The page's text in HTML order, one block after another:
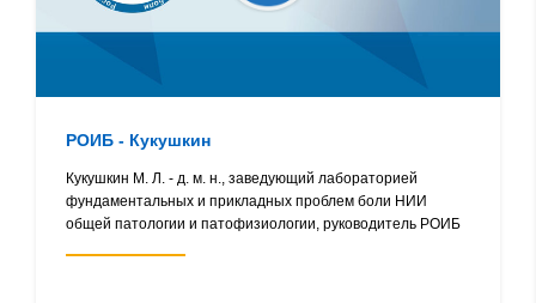
РОИБ - Кукушкин
Кукушкин М. Л. - д. м. н., заведующий лабораторией
фундаментальных и прикладных проблем боли НИИ
общей патологии и патофизиологии, руководитель РОИБ